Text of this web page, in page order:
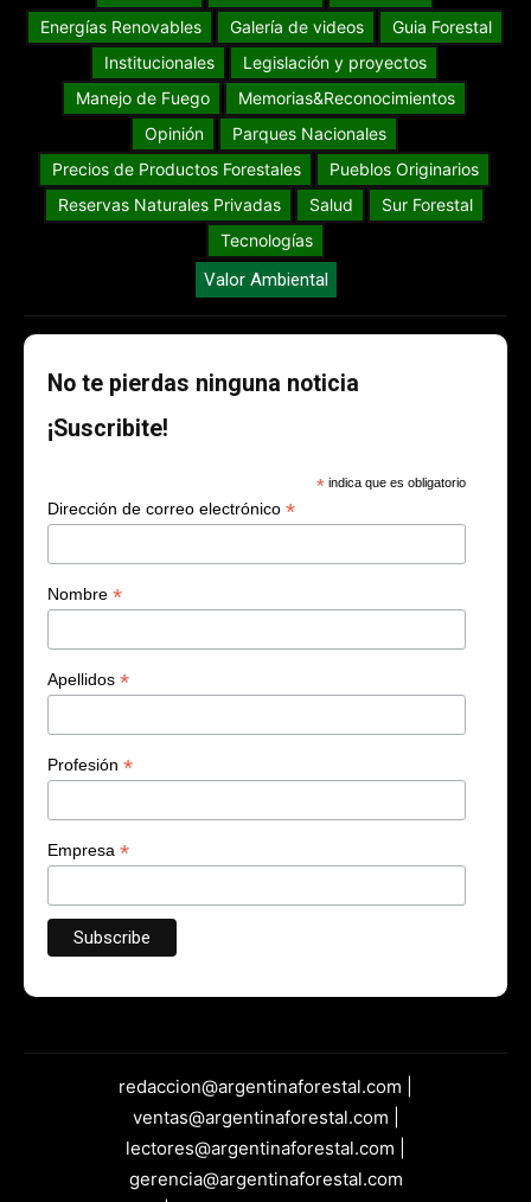
Energías Renovables
Galería de videos
Guia Forestal
Institucionales
Legislación y proyectos
Manejo de Fuego
Memorias&Reconocimientos
Opinión
Parques Nacionales
Precios de Productos Forestales
Pueblos Originarios
Reservas Naturales Privadas
Salud
Sur Forestal
Tecnologías
Valor Ambiental
No te pierdas ninguna noticia
¡Suscribite!
* indica que es obligatorio
Dirección de correo electrónico *
Nombre *
Apellidos *
Profesión *
Empresa *
redaccion@argentinaforestal.com |
ventas@argentinaforestal.com |
lectores@argentinaforestal.com |
gerencia@argentinaforestal.com